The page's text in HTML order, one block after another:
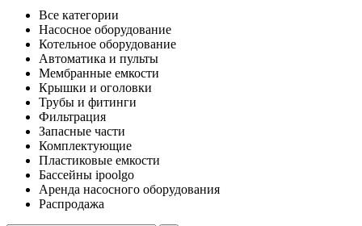
Все категории
Насосное оборудование
Котельное оборудование
Автоматика и пульты
Мембранные емкости
Крышки и оголовки
Трубы и фитинги
Фильтрация
Запасные части
Комплектующие
Пластиковые емкости
Бассейны ipoolgo
Аренда насосного оборудования
Распродажа